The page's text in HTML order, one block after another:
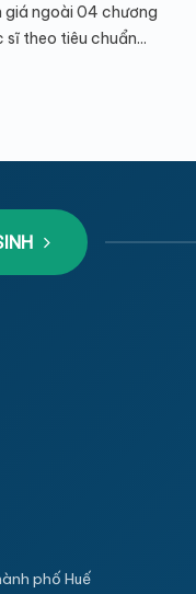
ngoài 04 chương
theo tiêu chuẩn...
phố Huế